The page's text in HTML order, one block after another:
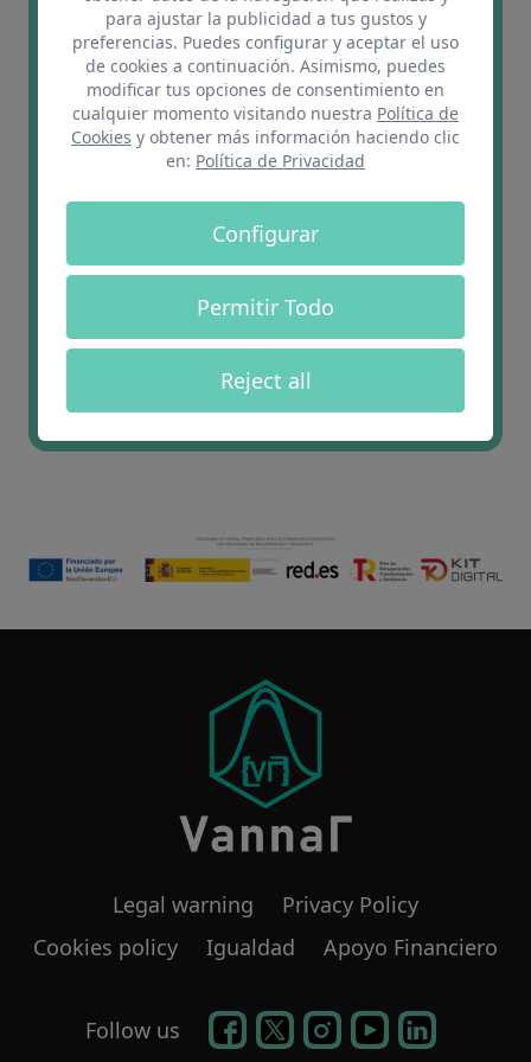
su capacidad multidisciplinaria en la implantación,
desarrollo y ejecución de proyectos de innovación.
Sus más de10 añosen el mercado le han permitido
construir una amplia red de contactos y partners
sobre los que apoyarse para el desarrollo de
proyectos.
de I+D+i en el ámbito de la inteligencia artificial y
como participante activo en programas como
AWSActivate,
de ImpactHub y Mentor Day, entre otros, posee las
habilidades y los conocimientos para impulsar el
crecimiento de startups tecnológicas.
Saber más
Legal warning
Privacy Policy
Cookies policy
Igualdad Apoyo Financiero
Follow us
para ajustar la publicidad a tus gustos y
preferencias. Puedes configurar y aceptar el uso
de cookies a continuación. Asimismo, puedes
modificar tus opciones de consentimiento en
cualquier momento visitando nuestra Política de
Cookies y obtener más información haciendo clic
en: Política de Privacidad
Configurar
Permitir Todo
Reject all